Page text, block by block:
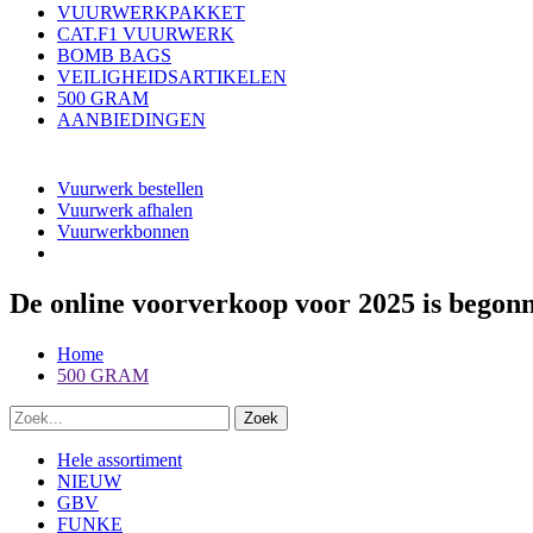
VUURWERKPAKKET
CAT.F1 VUURWERK
BOMB BAGS
VEILIGHEIDSARTIKELEN
500 GRAM
AANBIEDINGEN
Vuurwerk bestellen
Vuurwerk afhalen
Vuurwerkbonnen
De online voorverkoop voor 2025 is
Home
500 GRAM
Hele assortiment
NIEUW
GBV
FUNKE